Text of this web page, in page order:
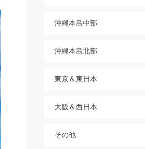
沖縄本島中部
沖縄本島北部
東京＆東日本
大阪＆西日本
その他